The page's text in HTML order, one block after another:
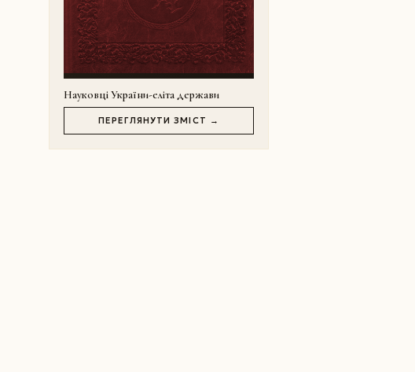
Науковці України-еліта держави
ПЕРЕГЛЯНУТИ ЗМІСТ →